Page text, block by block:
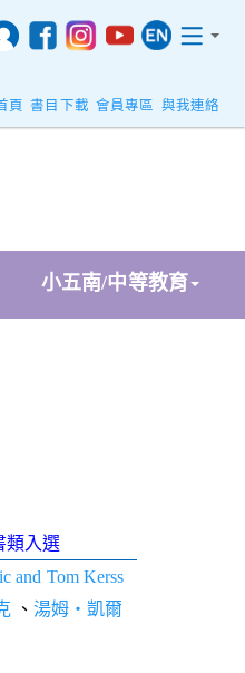
頁 書目下載 會員專區 與我連絡
小五南/中等教育
類入選
and Tom Kerss
、 湯姆‧凱爾